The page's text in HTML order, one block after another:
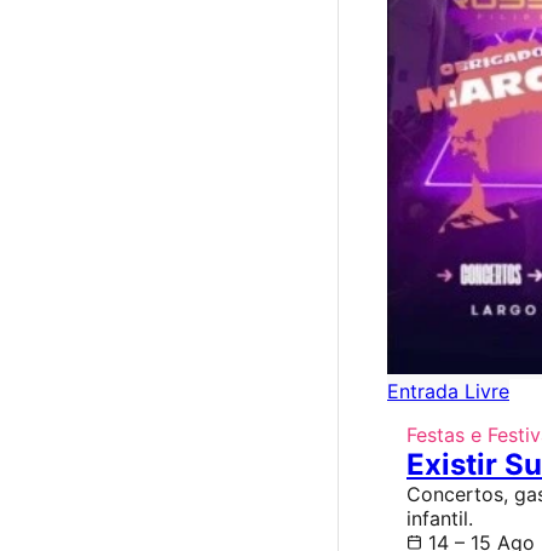
Entrada Livre
Festas e
Existir
Concertos,
infantil.
14 – 15 Ago